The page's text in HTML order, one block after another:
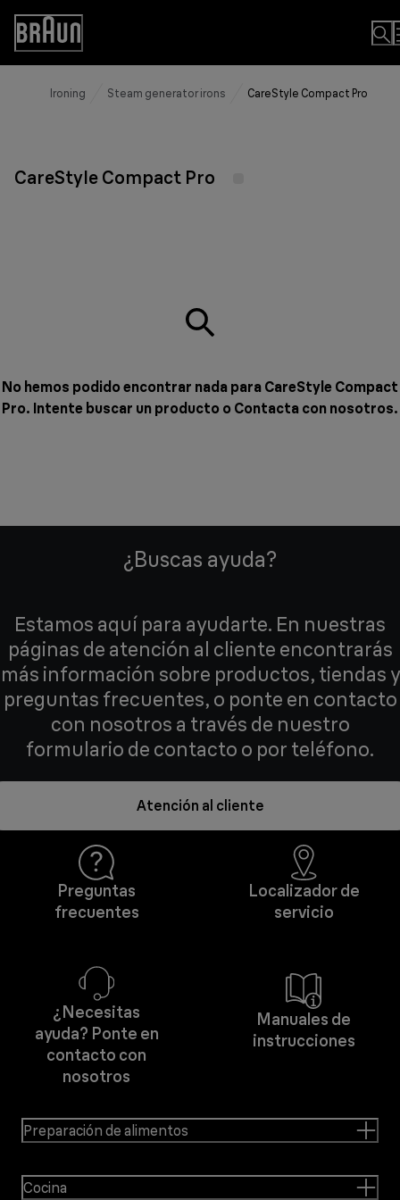
Skip
Content
Accessibility
Statement
Ironing Steam generator irons CareStyle Compact Pro
CareStyle Compact Pro
No hemos podido encontrar nada para CareStyle Compact
Pro. Intente buscar un producto o Contacta con nosotros.
¿Buscas ayuda?
Estamos aquí para ayudarte. En nuestras
páginas de atención al cliente encontrarás
más información sobre productos, tiendas y
preguntas frecuentes, o ponte en contacto
con nosotros a través de nuestro
formulario de contacto o por teléfono.
Atención al cliente
Preguntas
frecuentes
Localizador de
servicio
¿Necesitas
ayuda? Ponte en
contacto con
nosotros
Manuales de
instrucciones
Preparación de alimentos
Cocina